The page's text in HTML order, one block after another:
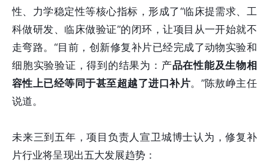
性、力学稳定性等核心指标，形成了“临床提需求、工
科做研发、临床做验证”的闭环，让项目从一开始就不
走弯路。“目前，创新修复补片已经完成了动物实验和
细胞实验验证，得到的结果为：产品在性能及生物相
容性上已经等同于甚至超越了进口补片。”陈敖峥主任
说道。
未来三到五年，项目负责人宣卫城博士认为，修复补
片行业将呈现出五大发展趋势：